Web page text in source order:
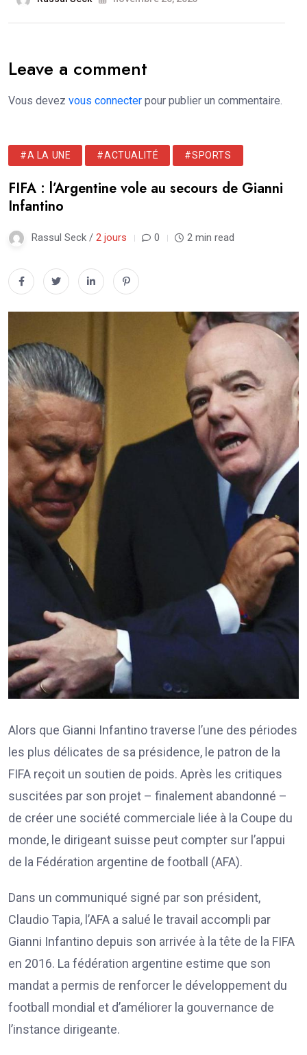
Leave a comment
Vous devez vous connecter pour publier un commentaire.
#A LA UNE #ACTUALITÉ #SPORTS
FIFA : l’Argentine vole au secours de Gianni
Infantino
Rassul Seck / 2 jours 0 2 min read
Alors que Gianni Infantino traverse l’une des périodes
les plus délicates de sa présidence, le patron de la
FIFA reçoit un soutien de poids. Après les critiques
suscitées par son projet – finalement abandonné –
de créer une société commerciale liée à la Coupe du
monde, le dirigeant suisse peut compter sur l’appui
de la Fédération argentine de football (AFA).
Dans un communiqué signé par son président,
Claudio Tapia, l’AFA a salué le travail accompli par
Gianni Infantino depuis son arrivée à la tête de la FIFA
en 2016. La fédération argentine estime que son
mandat a permis de renforcer le développement du
football mondial et d’améliorer la gouvernance de
l’instance dirigeante.